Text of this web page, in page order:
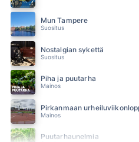
Mun Tampere
Suositus
Nostalgian sykettä
Suositus
Piha ja puutarha
Mainos
Pirkanmaan
Mainos
Puutarhaunelmia